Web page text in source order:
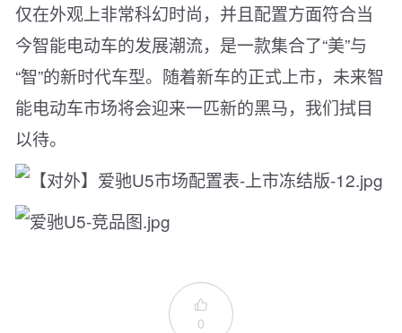
仅在外观上非常科幻时尚，并且配置方面符合当
今智能电动车的发展潮流，是一款集合了“美”与
“智”的新时代车型。随着新车的正式上市，未来智
能电动车市场将会迎来一匹新的黑马，我们拭目
以待。

0